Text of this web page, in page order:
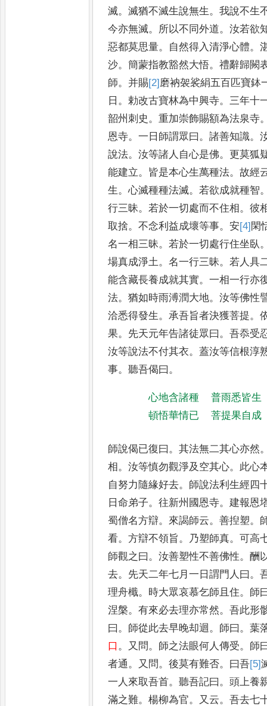
滅。滅猶不滅生說無生。我說不生
今亦無滅。 所以不同外道。汝若欲
惡都莫思量。 自然得入清淨心體。
沙。簡蒙指教豁然大悟。禮辭歸闕
師。 并賜[2] 磨衲袈裟絹五百匹寶鉢
日 。勅改古寶林為中興寺。三年十
韶州刺史。重加崇飾賜額為法泉寺
恩寺。一日師謂眾曰 。諸善知識。
說法。汝等諸人自心是佛。 更莫狐
能建立。 皆是本心生萬種法。故經
生。心滅種種法滅。若欲成就種智
行三昧。若於一切處而不住相 。彼
取捨。不念利益成壞等事。安[4] 閑
名一相三昧。若於一切處行住坐臥
場真成淨土。名一行三昧。若人具
能含藏長養成就其實。一相一行亦
法。猶如時雨溥潤大地。汝等佛性
洽悉得發生。承吾旨者決獲菩提。
果。 先天元年告諸徒眾曰 。吾忝受
汝等說法不付其衣。蓋汝等信根淳
事。聽吾偈曰 。
心地含諸種
普雨悉皆生
頓悟華情已
菩提果自成
師說偈已復曰。其法無二其心亦然
相。汝等慎勿觀淨及空其心。 此心
自努力隨緣好去。 師說法利生經四
日命弟子。往新州國恩寺。建報恩
蜀僧名方辯。 來謁師云。善揑塑。
看。方辯不領旨。 乃塑師真。可高
師觀之曰。汝善塑性不善佛性。酬
去。 先天二年七月一日謂門人曰。
理舟檝。 時大眾哀慕乞師且住。 師
涅槃。有來必去理亦常然。吾此形
曰。 師從此去早晚却迴。 師曰。葉
口 。 又問。 師之法眼何人傳受。 師
者通。 又 問。後莫有難否。 曰吾[5]
一 人來取吾首。聽吾記曰。頭上養
滿之難。楊柳為官。 又云。吾去七